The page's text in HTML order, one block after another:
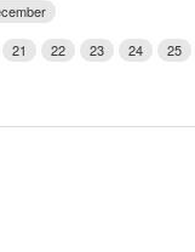
Weerman
21 22 23 24 25